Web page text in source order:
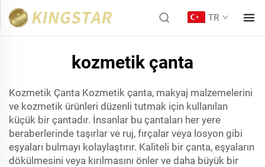
TR
kozmetik çanta
Kozmetik Çanta Kozmetik çanta, makyaj malzemelerini
ve kozmetik ürünleri düzenli tutmak için kullanılan
küçük bir çantadır. İnsanlar bu çantaları her yere
beraberlerinde taşırlar ve ruj, fırçalar veya losyon gibi
eşyaları bulmayı kolaylaştırır. Kaliteli bir çanta, eşyaların
dökülmesini veya kırılmasını önler ve daha büyük bir